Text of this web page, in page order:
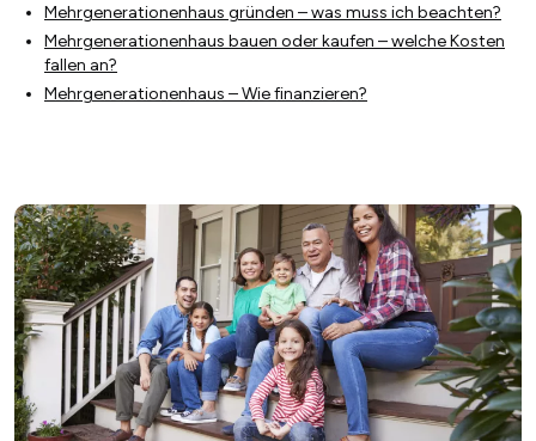
Mehrgenerationenhaus gründen – was muss ich beachten?
Mehrgenerationenhaus bauen oder kaufen – welche Kosten
fallen an?
Mehrgenerationenhaus – Wie finanzieren?